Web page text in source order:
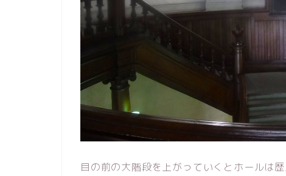
目の前の大階段を上がっていくとホールは